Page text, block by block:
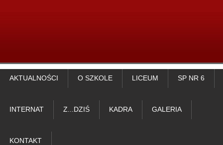
AKTUALNOŚCI O SZKOLE LICEUM SP NR 6
INTERNAT Z...DZIŚ KADRA GALERIA
KONTAKT